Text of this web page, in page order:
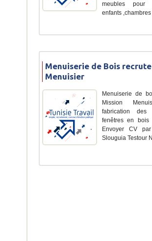
meubles pour
enfants ,chambres
Menuiserie de Bois recrute
Menuisier
Menuiserie de
Mission
fabrication
fenêtres en bois
Envoyer CV
Slouguia Testour